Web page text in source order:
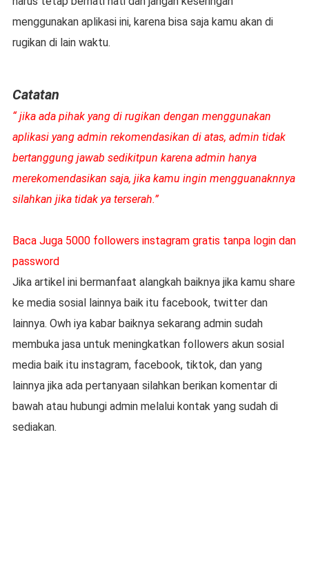
menggunakan aplikasi ini, karena bisa saja kamu akan di
rugikan di lain waktu.
Catatan
“ jika ada pihak yang di rugikan dengan menggunakan
aplikasi yang admin rekomendasikan di atas, admin tidak
bertanggung jawab sedikitpun karena admin hanya
merekomendasikan saja, jika kamu ingin mengguanaknnya
silahkan jika tidak ya terserah.”
Baca Juga 5000 followers instagram gratis tanpa login dan
password
Jika artikel ini bermanfaat alangkah baiknya jika kamu share
ke media sosial lainnya baik itu facebook, twitter dan
lainnya. Owh iya kabar baiknya sekarang admin sudah
membuka jasa untuk meningkatkan followers akun sosial
media baik itu instagram, facebook, tiktok, dan yang
lainnya jika ada pertanyaan silahkan berikan komentar di
bawah atau hubungi admin melalui kontak yang sudah di
sediakan.